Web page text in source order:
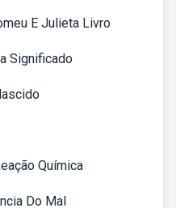
E Julieta Livro
Significado
Química
Do Mal